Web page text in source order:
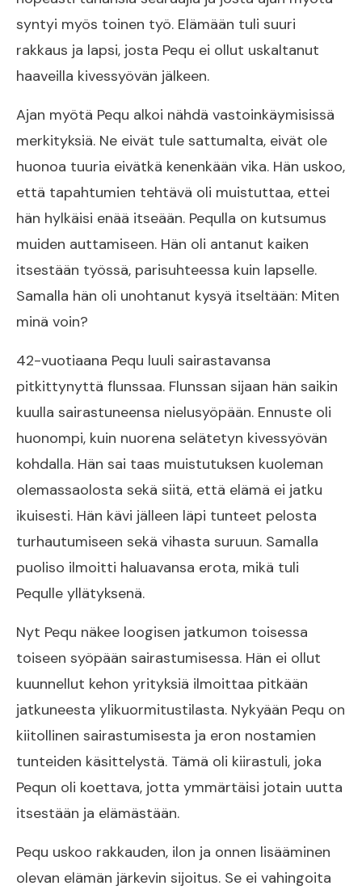
syntyi myös toinen työ. Elämään tuli suuri
rakkaus ja lapsi, josta Pequ ei ollut uskaltanut
haaveilla kivessyövän jälkeen.
Ajan myötä Pequ alkoi nähdä vastoinkäymisissä
merkityksiä. Ne eivät tule sattumalta, eivät ole
huonoa tuuria eivätkä kenenkään vika. Hän uskoo,
että tapahtumien tehtävä oli muistuttaa, ettei
hän hylkäisi enää itseään. Pequlla on kutsumus
muiden auttamiseen. Hän oli antanut kaiken
itsestään työssä, parisuhteessa kuin lapselle.
Samalla hän oli unohtanut kysyä itseltään: Miten
minä voin?
42-vuotiaana Pequ luuli sairastavansa
pitkittynyttä flunssaa. Flunssan sijaan hän saikin
kuulla sairastuneensa nielusyöpään. Ennuste oli
huonompi, kuin nuorena selätetyn kivessyövän
kohdalla. Hän sai taas muistutuksen kuoleman
olemassaolosta sekä siitä, että elämä ei jatku
ikuisesti. Hän kävi jälleen läpi tunteet pelosta
turhautumiseen sekä vihasta suruun. Samalla
puoliso ilmoitti haluavansa erota, mikä tuli
Pequlle yllätyksenä.
Nyt Pequ näkee loogisen jatkumon toisessa
toiseen syöpään sairastumisessa. Hän ei ollut
kuunnellut kehon yrityksiä ilmoittaa pitkään
jatkuneesta ylikuormitustilasta. Nykyään Pequ on
kiitollinen sairastumisesta ja eron nostamien
tunteiden käsittelystä. Tämä oli kiirastuli, joka
Pequn oli koettava, jotta ymmärtäisi jotain uutta
itsestään ja elämästään.
Pequ uskoo rakkauden, ilon ja onnen lisääminen
olevan elämän järkevin sijoitus. Se ei vahingoita